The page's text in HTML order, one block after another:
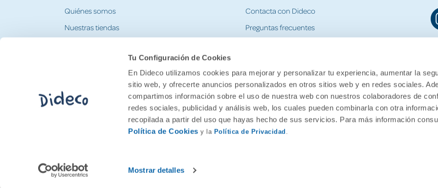
Tu Configuración de Cookies
En Dideco utilizamos cookies para mejorar y personalizar tu experiencia, aumentar la
sitio web, y ofrecerte anuncios personalizados en otros sitios web y en redes sociales.
compartimos información sobre el uso de nuestra web con nuestros colaboradores de
redes sociales, publicidad y análisis web, los cuales pueden combinarla con otra
recopilada a partir del uso que hayas hecho de sus servicios. Para más información
Política de Cookies y la Política de Privacidad .
Mostrar detalles
Quiénes somos
Nuestras tiendas
Tarjeta Regalo Dideco
Contacta con Dideco
Preguntas frecuentes
Devoluciones
2026 Feran. Todos los derechos quedan reservados.